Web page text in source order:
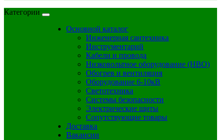
Категории
Основной каталог
Инженерная сантехника
Инструментарий
Кабели и провода
Низковольтное оборудование (НВО)
Обогрев и вентиляция
Оборудование 6-10кВ
Светотехника
Системы безопасности
Электрические щиты
Сопутствующие товары
Доставка
Вакансии